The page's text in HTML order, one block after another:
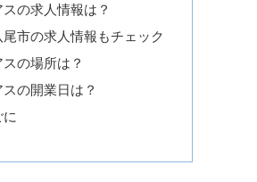
スの求人情報は？
尾市の求人情報もチェック
スの場所は？
スの開業日は？
に